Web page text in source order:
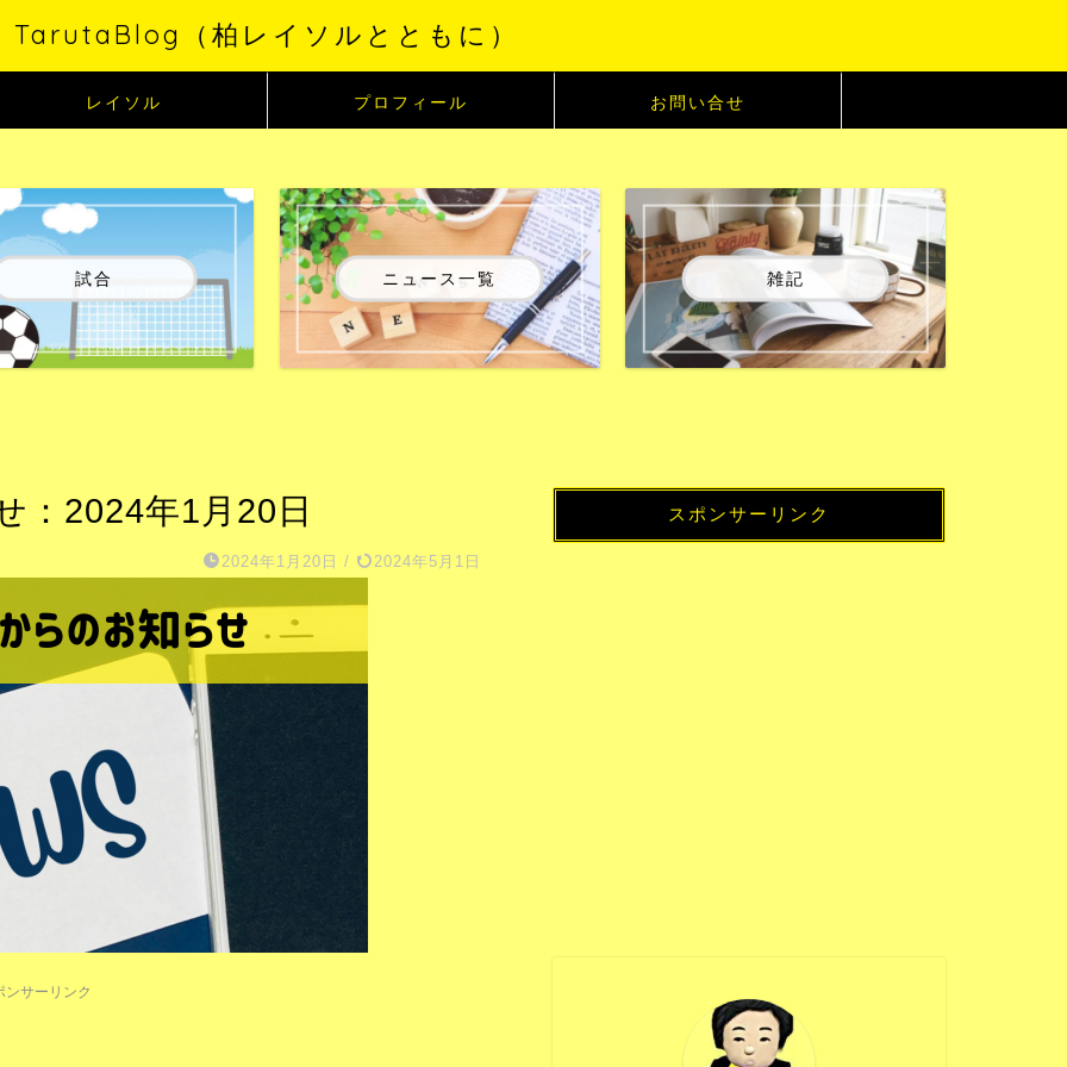
TarutaBlog（柏レイソルとともに）
レイソル プロフィール お問い合せ
試合 ニュース一覧 雑記
：2024年1月20日
2024年1月20日 / 2024年5月1日
ンサーリンク
スポンサーリンク